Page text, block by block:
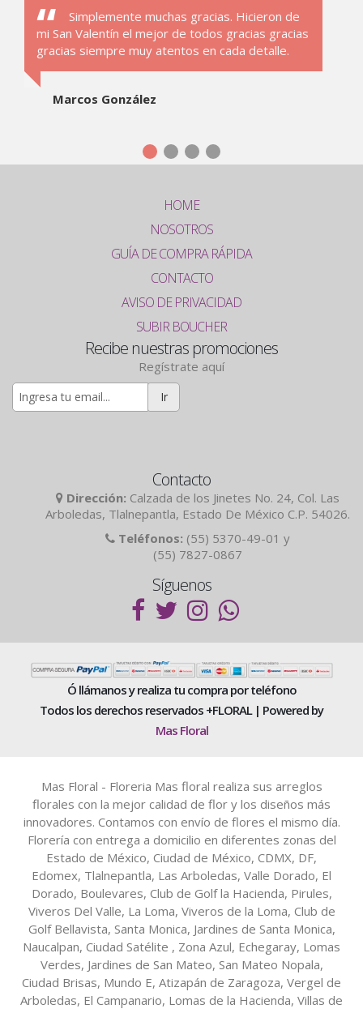
Simplemente muchas gracias. Hicieron de
mi San Valentín el mejor de todos gracias gracias
gracias siempre muy atentos en cada detalle.
Marcos González
HOME
NOSOTROS
GUÍA DE COMPRA RÁPIDA
CONTACTO
AVISO DE PRIVACIDAD
SUBIR BOUCHER
Recibe nuestras promociones
Regístrate aquí
Ir
Contacto
Dirección: Calzada de los Jinetes No. 24, Col. Las
Arboledas, Tlalnepantla, Estado De México C.P. 54026.
Teléfonos: (55) 5370-49-01 y
(55) 7827-0867
Síguenos
Ó llámanos y realiza tu compra por teléfono
Todos los derechos reservados +FLORAL | Powered by
Mas Floral
Mas Floral - Floreria Mas floral realiza sus arreglos
florales con la mejor calidad de flor y los diseños más
innovadores. Contamos con envío de flores el mismo día.
Florería con entrega a domicilio en diferentes zonas del
Estado de México, Ciudad de México, CDMX, DF,
Edomex, Tlalnepantla, Las Arboledas, Valle Dorado, El
Dorado, Boulevares, Club de Golf la Hacienda, Pirules,
Viveros Del Valle, La Loma, Viveros de la Loma, Club de
Golf Bellavista, Santa Monica, Jardines de Santa Monica,
Naucalpan, Ciudad Satélite , Zona Azul, Echegaray, Lomas
Verdes, Jardines de San Mateo, San Mateo Nopala,
Ciudad Brisas, Mundo E, Atizapán de Zaragoza, Vergel de
Arboledas, El Campanario, Lomas de la Hacienda, Villas de